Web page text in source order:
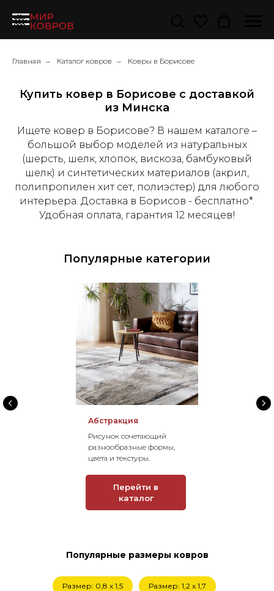
Главная → Каталог ковров → Ковры в Борисове
Купить ковер в Борисове с доставкой
из Минска
Ищете ковер в Борисове? В нашем каталоге –
большой выбор моделей из натуральных
(шерсть, шелк, хлопок, вискоза, бамбуковый
шелк) и синтетических материалов (акрил,
полипропилен хит сет, полиэстер) для любого
интерьера. Доставка в Борисов - бесплатно*.
Удобная оплата, гарантия 12 месяцев!
Популярные категории
Абстракция
Рисунок сочетающий
разнообразные формы,
цвета и текстуры.
Перейти в
каталог
Популярные размеры ковров
Размер: 0,8 x 1,5 Размер: 1,2 x 1,7